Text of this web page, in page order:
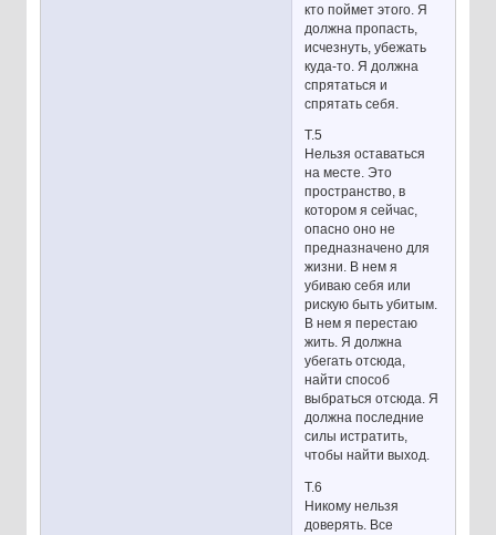
кто поймет этого. Я
должна пропасть,
исчезнуть, убежать
куда-то. Я должна
спрятаться и
спрятать себя.
Т.5
Нельзя оставаться
на месте. Это
пространство, в
котором я сейчас,
опасно оно не
предназначено для
жизни. В нем я
убиваю себя или
рискую быть убитым.
В нем я перестаю
жить. Я должна
убегать отсюда,
найти способ
выбраться отсюда. Я
должна последние
силы истратить,
чтобы найти выход.
Т.6
Никому нельзя
доверять. Все